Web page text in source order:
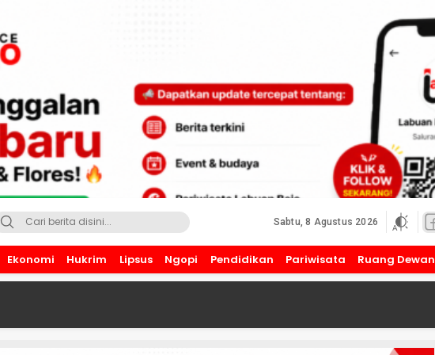
Sabtu, 8 Agustus 2026
Ekonomi Hukrim Lipsus Ngopi Pendidikan Pariwisata Ruang Dewan